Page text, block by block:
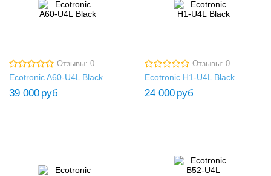
Отзывы: 0
Ecotronic A60-U4L Black
39 000 руб
Отзывы: 0
Ecotronic H1-U4L Black
24 000 руб